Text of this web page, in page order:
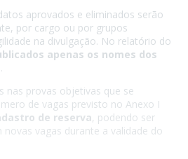
aprovados e eliminados serão
por cargo ou por grupos
na divulgação. No relatório do
apenas os nomes dos
.
nas provas objetivas que se
de vagas previsto no Anexo I
de reserva, podendo ser
vagas durante a validade do